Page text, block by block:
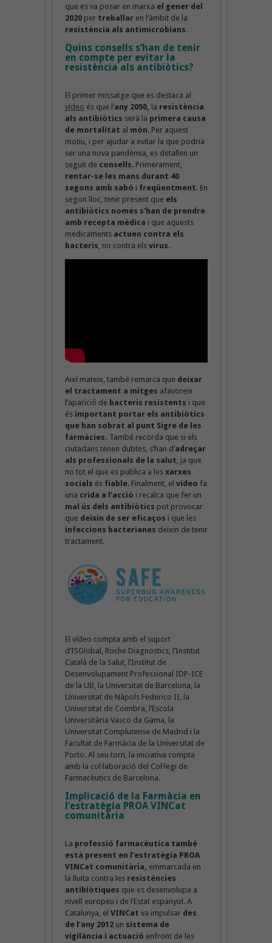
que es va posar en marxa el gener del
2020per treballaren l’àmbit de la
resistència als antimicrobians.
Quins consells s’han de tenir
en compte per evitar la
resistència als antibiòtics?
El primer missatge que es destaca al
vídeo és que l’any 2050, la resistència
als antibiòtics serà la primera causa
de mortalitat al món. Per aquest
motiu, i per ajudar a evitar la que podria
ser una nova pandèmia, es detallen un
seguit de consells. Primerament,
rentar-se les mans durant 40
segons amb sabó i freqüentment. En
segon lloc, tenir present que els
antibiòtics només s’han de prendre
amb recepta mèdica i que aquests
medicaments actuen contra els
bacteris , no contra els virus.
Així mateix, també remarca que deixar
el tractament a mitges afavoreix
l’aparició de bacteris resistents i que
és important portar els antibiòtics
que han sobrat al punt Sigre de les
farmàcies. També recorda que si els
ciutadans tenen dubtes, s’han d’adreçar
als professionals de la salut , ja que
no tot el que es publica a les xarxes
socials és fiable. Finalment, el vídeo fa
una crida a l’acció i recalca que fer un
mal ús dels antibiòtics pot provocar
que deixin de ser eficaços i que les
infeccions bacterianes deixin de tenir
tractament.
El vídeo compta amb el suport
d’ISGlobal, Roche Diagnostics, l’Institut
Català de la Salut, l’Institut de
Desenvolupament Professional IDP-ICE
de la UB, la Universitat de Barcelona, la
Universitat de Nàpols Federico II, la
Universitat de Coimbra, l’Escola
Universitària Vasco da Gama, la
Universitat Complutense de Madrid i la
Facultat de Farmàcia de la Universitat de
Porto. Al seu torn, la iniciativa compta
amb la col·laboració del Col·legi de
Farmacèutics de Barcelona.
Implicació de la Farmàcia en
l’estratègia PROA VINCat
comunitària
La professió farmacèutica també
està present en l’estratègia PROA
VINCat comunitària, emmarcada en
la lluita contra les resistències
antibiòtiques que es desenvolupa a
nivell europeu i de l’Estat espanyol. A
Catalunya, el VINCat va impulsar des
de l’any 2012un sistema de
vigilància i actuació enfront de les